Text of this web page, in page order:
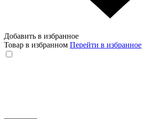
Добавить в избранное
Товар в избранном Перейти в избранное